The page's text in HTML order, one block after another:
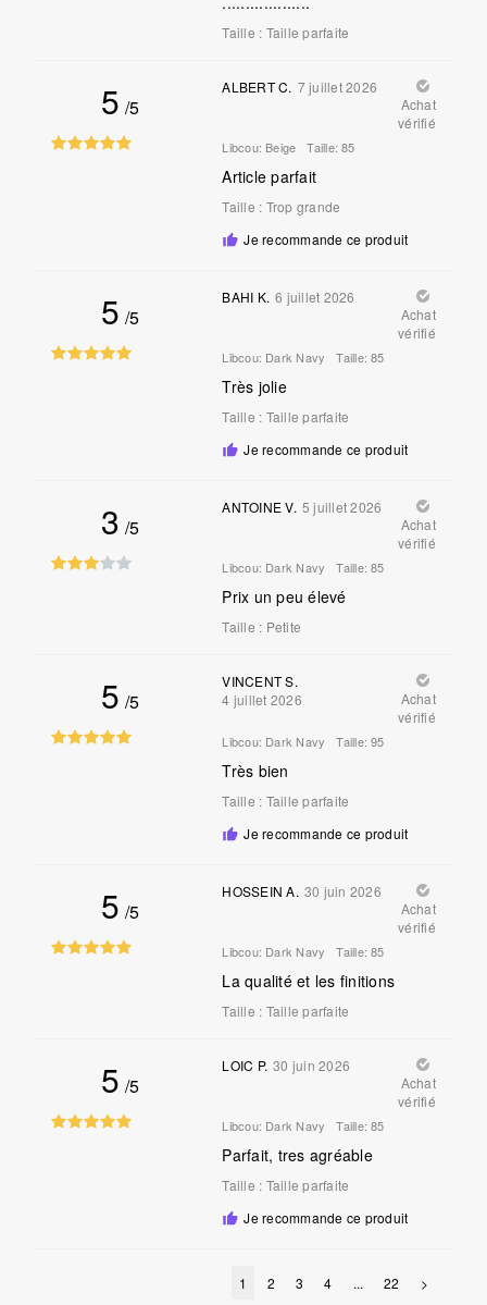
Taille : Taille parfaite
5 /5
ALBERT C. 7 juillet 2026
Achat
vérifié
Libcou: Beige Taille: 85
Article parfait
Taille : Trop grande
Je recommande ce produit
5 /5
BAHI K. 6 juillet 2026
Achat
vérifié
Libcou: Dark Navy Taille: 85
Très jolie
Taille : Taille parfaite
Je recommande ce produit
3 /5
ANTOINE V. 5 juillet 2026
Achat
vérifié
Libcou: Dark Navy Taille: 85
Prix un peu élevé
Taille : Petite
5 /5
VINCENT S.
4 juillet 2026
Achat
vérifié
Libcou: Dark Navy Taille: 95
Très bien
Taille : Taille parfaite
Je recommande ce produit
5 /5
HOSSEIN A. 30 juin 2026
Achat
vérifié
Libcou: Dark Navy Taille: 85
La qualité et les finitions
Taille : Taille parfaite
5 /5
LOIC P. 30 juin 2026
Achat
vérifié
Libcou: Dark Navy Taille: 85
Parfait, tres agréable
Taille : Taille parfaite
Je recommande ce produit
1 2 3 4 ... 22 >